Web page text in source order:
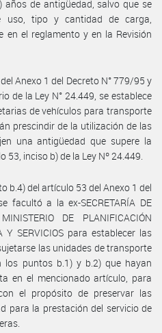
años de antigüedad, salvo que se
uso, tipo y cantidad de carga,
en el reglamento y en la Revisión
Anexo 1 del Decreto N° 779/95 y
de la Ley N° 24.449, se establece
de vehículos para transporte
prescindir de la utilización de las
una antigüedad que supere la
inciso b) de la Ley Nº 24.449.
b.4) del artículo 53 del Anexo 1 del
facultó a la ex-SECRETARÍA DE
DE PLANIFICACIÓN
Y SERVICIOS para establecer las
las unidades de transporte
los puntos b.1) y b.2) que hayan
en el mencionado artículo, para
el propósito de preservar las
para la prestación del servicio de